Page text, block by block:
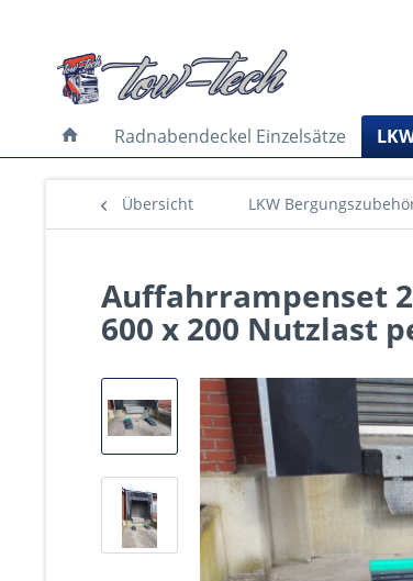
Radnabendeckel Einzelsätze
Übersicht LKW
Auffahrrampenset
600 x 200 Nutzlast